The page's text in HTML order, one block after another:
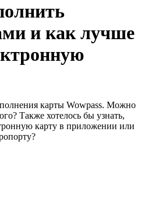
и как лучше
карты Wowpass. Можно
Также хотелось бы узнать,
карту в приложении или